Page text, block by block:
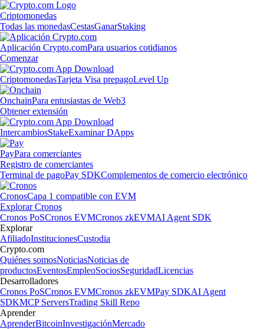
Criptomonedas
Todas las monedasCestasGanarStaking
Aplicación Crypto.comPara usuarios cotidianos
Comenzar
CriptomonedasTarjeta Visa prepagoLevel Up
OnchainPara entusiastas de Web3
Obtener extensión
IntercambiosStakeExaminar DApps
PayPara comerciantes
Registro de comerciantes
Terminal de pagoPay SDKComplementos de comercio electrónico
CronosCapa 1 compatible con EVM
Explorar Cronos
Cronos PoSCronos EVMCronos zkEVMAI Agent SDK
Explorar
AfiliadoInstitucionesCustodia
Crypto.com
Quiénes somosNoticiasNoticias de
productosEventosEmpleoSociosSeguridadLicencias
Desarrolladores
Cronos PoSCronos EVMCronos zkEVMPay SDKAI Agent
SDKMCP ServersTrading Skill Repo
Aprender
AprenderBitcoinInvestigaciónMercado